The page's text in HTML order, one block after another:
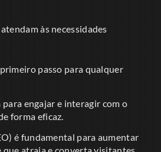
às necessidades
passo para qualquer
engajar e interagir com o
forma eficaz.
é fundamental para aumentar